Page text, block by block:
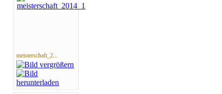
meisterschaft_2...